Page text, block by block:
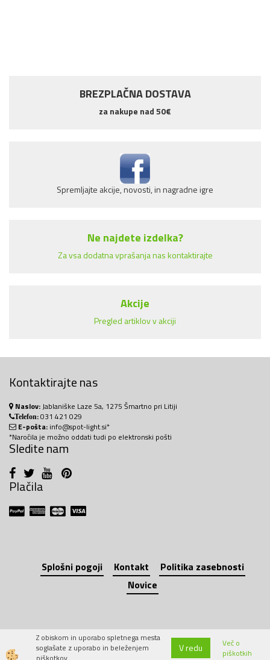
BREZPLAČNA DOSTAVA
za nakupe nad 50€
Spremljajte akcije, novosti, in nagradne igre
Ne najdete izdelka?
Za vsa dodatna vprašanja nas kontaktirajte
Akcije
Pregled artiklov v akciji
Kontaktirajte nas
Naslov:Jablaniške Laze 5a, 1275 Šmartno pri Litiji
Telefon:031 421 029
E-pošta: info@spot-light.si*
*Naročila je možno oddati tudi po elektronski pošti
Sledite nam
Plačila
Splošni pogoji Kontakt
Politika zasebnosti
Novice
Izdelava spletne trgovine
Z obiskom in uporabo spletnega mesta
soglašate z uporabo in beleženjem
V redu
Več o
piškotkih